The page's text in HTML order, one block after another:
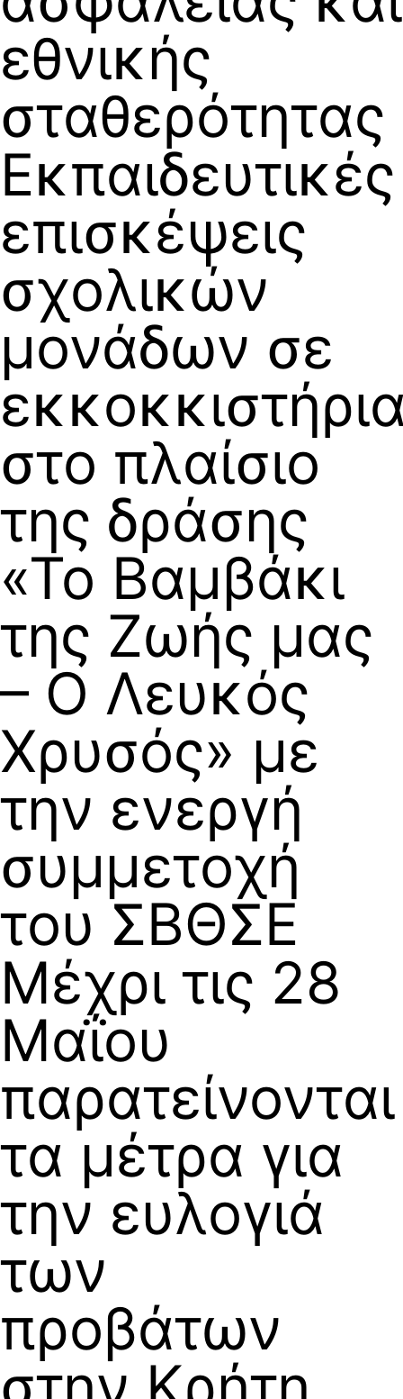
εθνικής
σταθερότητας
Εκπαιδευτικές
επισκέψεις
σχολικών
μονάδων σε
στο πλαίσιο
της δράσης
«Το Βαμβάκι
της Ζωής μας
– Ο Λευκός
Χρυσός» με
την ενεργή
συμμετοχή
του ΣΒΘΣΕ
Μέχρι τις 28
Μαΐου
παρατείνονται
τα μέτρα για
την ευλογιά
των
προβάτων